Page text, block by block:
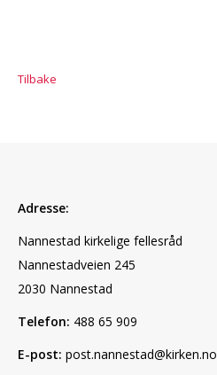
Tilbake
Adresse:
Nannestad kirkelige fellesråd
Nannestadveien 245
2030 Nannestad
Telefon: 488 65 909
E-post: post.nannestad@kirken.no